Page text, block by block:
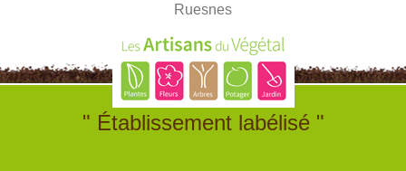
Ruesnes
" Établissement labélisé "